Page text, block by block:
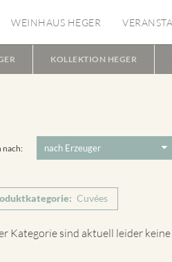
WEINHAUS HEGER
KOLLEKTION HEGER
nach:
Cuvées
Kategorie sind aktuell leider